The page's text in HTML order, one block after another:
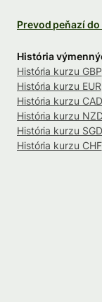
Prevod peňazí
História
História kurzu GBP
História kurzu EUR
História kurzu CAD
História kurzu
História kurzu SGD
História kurzu CHF